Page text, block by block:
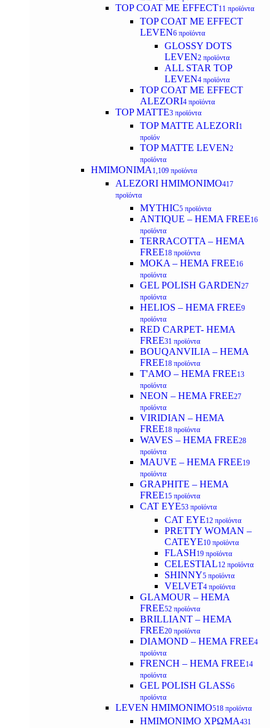
TOP COAT ΜΕ EFFECT11 προϊόντα
TOP COAT ME EFFECT
LEVEN6 προϊόντα
GLOSSY DOTS
LEVEN2 προϊόντα
ALL STAR TOP
LEVEN4 προϊόντα
TOP COAT ME EFFECT
ALEZORI4 προϊόντα
TOP MATTE3 προϊόντα
TOP MATTE ALEZORI1
προϊόν
TOP MATTE LEVEN2
προϊόντα
ΗΜΙΜΟΝΙΜΑ 1,109 προϊόντα
ALEZORI ΗΜΙΜΟΝΙΜΟ417
προϊόντα
MYTHIC5 προϊόντα
ANTIQUE – HEMA FREE16
προϊόντα
TERRACOTTA – HEMA
FREE18 προϊόντα
MOKA – HEMA FREE16
προϊόντα
GEL POLISH GARDEN27
προϊόντα
HELIOS – HEMA FREE9
προϊόντα
RED CARPET- HEMA
FREE31 προϊόντα
BOUQANVILIA – HEMA
FREE18 προϊόντα
T'AMO – HEMA FREE13
προϊόντα
NEON – HEMA FREE27
προϊόντα
VIRIDIAN – HEMA
FREE18 προϊόντα
WAVES – HEMA FREE28
προϊόντα
MAUVE – HEMA FREE19
προϊόντα
GRAPHITE – HEMA
FREE15 προϊόντα
CAT EYE53 προϊόντα
CAT EYE12 προϊόντα
PRETTY WOMAN –
CATEYE10 προϊόντα
FLASH19 προϊόντα
CELESTIAL12 προϊόντα
SHINNY5 προϊόντα
VELVET4 προϊόντα
GLAMOUR – HEMA
FREE52 προϊόντα
BRILLIANT – HEMA
FREE20 προϊόντα
DIAMOND – HEMA FREE4
προϊόντα
FRENCH – HEMA FREE14
προϊόντα
GEL POLISH GLASS6
προϊόντα
LEVEN ΗΜΙΜΟΝΙΜΟ518 προϊόντα
ΗΜΙΜΟΝΙΜΟ ΧΡΩΜΑ431